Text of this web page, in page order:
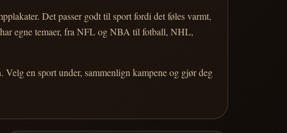
Det passer godt til sport fordi det føles varmt,
egne temaer, fra NFL og NBA til fotball, NHL,
en sport under, sammenlign kampene og gjør deg